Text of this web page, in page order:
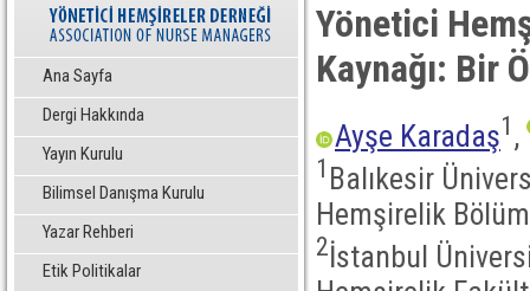
Ana Sayfa
Dergi Hakkında
Yayın Kurulu
Bilimsel Danışma Kurulu
Yazar Rehberi
Etik Politikalar
Yönetici
Kaynağı: Bir
Ayşe Karadaş1 ,
1 Balıkesir
Hemşirelik
2İstanbul